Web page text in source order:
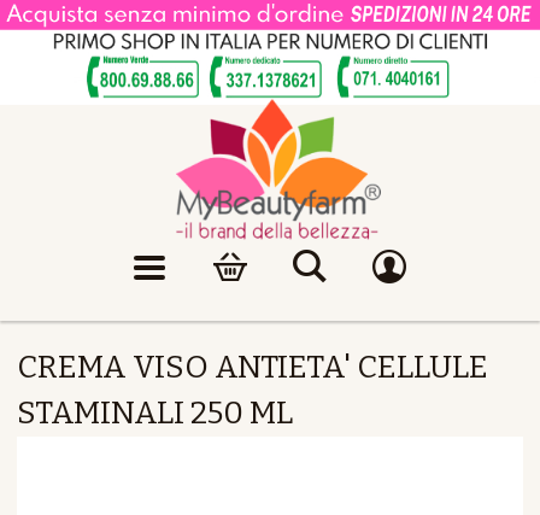
CREMA VISO ANTIETA' CELLULE
STAMINALI 250 ML